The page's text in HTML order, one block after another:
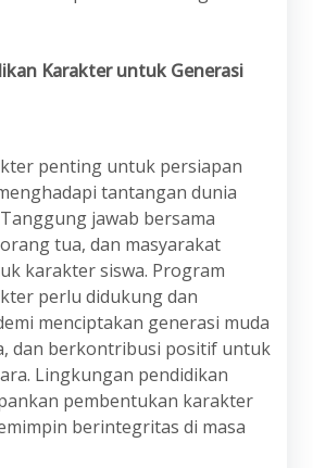
Karakter untuk Generasi
penting untuk persiapan
tantangan dunia
jawab bersama
tua, dan masyarakat
karakter siswa. Program
perlu didukung dan
menciptakan generasi muda
dan berkontribusi positif untuk
Lingkungan pendidikan
pembentukan karakter
berintegritas di masa